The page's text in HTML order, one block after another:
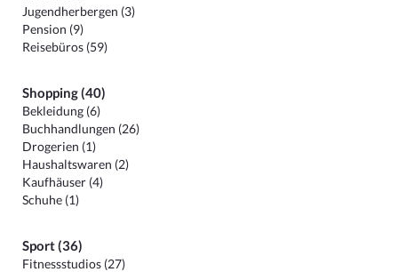
Jugendherbergen (3)
Pension (9)
Reisebüros (59)
Shopping (40)
Bekleidung (6)
Buchhandlungen (26)
Drogerien (1)
Haushaltswaren (2)
Kaufhäuser (4)
Schuhe (1)
Sport (36)
Fitnessstudios (27)